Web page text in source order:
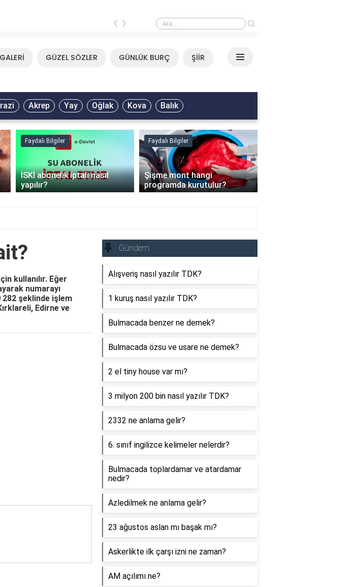
Mirkelam - Tavla Sözleri
‹ ›
GALERİ GÜZEL SÖZLER GÜNLÜK BURÇ ŞİİR
Akrep Yay Oğlak Kova Balık
Faydalı Bilgiler
İSKİ abonelik iptali nasıl
yapılır?
Faydalı Bilgiler
Şişme mont hangi
programda kurutulur?
›
kullanılır. Eğer
numarayı
282 şeklinde işlem
Edirne ve
Gündem
Alışveriş nasıl yazılır TDK?
1 kuruş nasıl yazılır TDK?
Bulmacada benzer ne demek?
Bulmacada özsu ve usare ne demek?
2 el tiny house var mı?
3 milyon 200 bin nasıl yazılır TDK?
2332 ne anlama gelir?
6. sınıf ingilizce kelimeler nelerdir?
Bulmacada toplardamar ve atardamar
nedir?
Azledilmek ne anlama gelir?
23 ağustos aslan mı başak mı?
Askerlikte ilk çarşı izni ne zaman?
AM açılımı ne?